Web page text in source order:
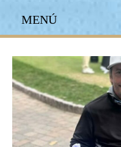
MENÚ
INICIO
LEGISLACIÓN
UNIVERSO